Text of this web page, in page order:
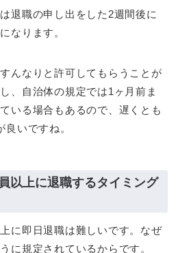
退職の申し出をした2週間後に
なります。
んなりと許可してもらうことが
、自治体の規定では1ヶ月前ま
いる場合もあるので、遅くとも
いですね。
以上に退職するタイミング
に即日退職は難しいです。なぜ
に規定されているからです。